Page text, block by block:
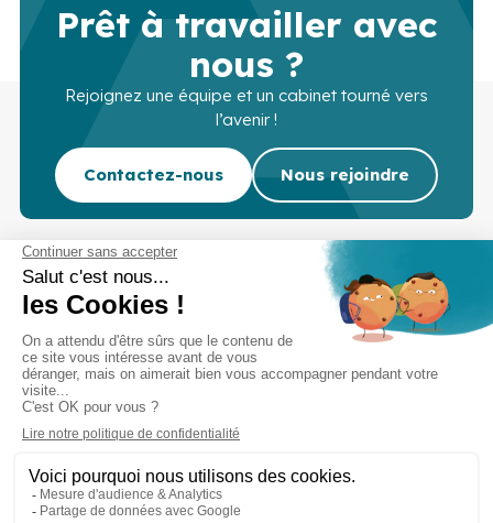
Prêt à travailler avec
nous ?
Rejoignez une équipe et un cabinet tourné vers
l’avenir !
Contactez-nous Nous rejoindre
Cabinet d’experts-comptables commissaires aux